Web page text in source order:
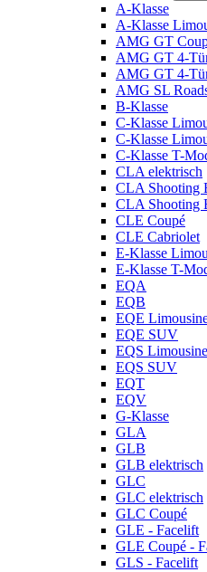
A-Klasse
A-Klasse
AMG GT
AMG GT 4-
AMG GT 4-
AMG SL
B-Klasse
C-Klasse
C-Klasse
C-Klasse T-
CLA elektrisch
CLA Shooting
CLA Shooting
CLE Coupé
CLE Cabriolet
E-Klasse
E-Klasse T-
EQA
EQB
EQE
EQE SUV
EQS Limousine
EQS SUV
EQT
EQV
G-Klasse
GLA
GLB
GLB elektrisch
GLC
GLC elektrisch
GLC Coupé
GLE - Facelift
GLE Coupé -
GLS - Facelift